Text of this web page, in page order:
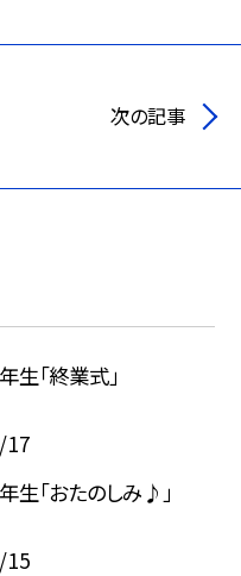
次の記事
「終業式」
17
「おたのしみ♪」
15